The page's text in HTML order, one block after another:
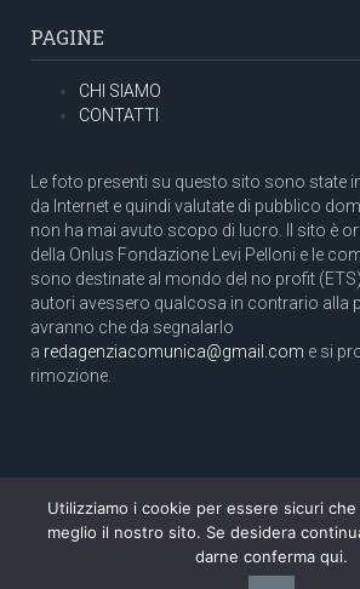
PAGINE
CHI SIAMO
CONTATTI
Le foto presenti su questo sito sono state
da Internet e quindi valutate di pubblico
non ha mai avuto scopo di lucro. Il sito è
della Onlus Fondazione Levi Pelloni e le
sono destinate al mondo del no profit
autori avessero qualcosa in contrario alla
avranno che da segnalarlo
a redagenziacomunica@gmail.com e si
rimozione.
Copyright 2003 com.unica - Tutti i diritti riservati
Aut. Tribunale di Roma N. 466/2003 dell'11/11/
Direttore responsabile: Pino Pelloni
Utilizziamo i cookie per essere sicuri
meglio il nostro sito. Se desidera
darne conferma qui.